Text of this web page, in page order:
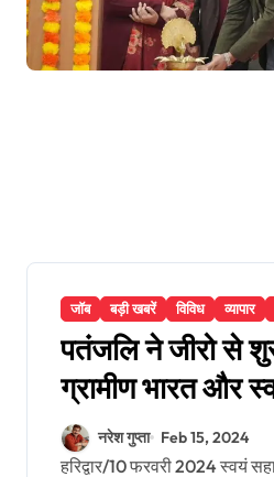
जॉब बड़ी खबरें विविध व्यापार
पतंजलि ने जीरो से
ग्रामीण भारत और
मॉडल बनाया :
नरेश गुप्ता Feb 15, 2024
हरिद्वार/10 फरवरी 2024 स्वयं सहायता समूह, महिला